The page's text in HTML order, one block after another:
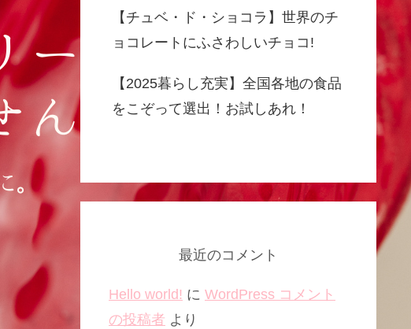
【チュベ・ド・ショコラ】世界のチ
ョコレートにふさわしいチョコ!
【2025暮らし充実】全国各地の食品
をこぞって選出！お試しあれ！
最近のコメント
Hello world! に WordPress コメント
の投稿者 より